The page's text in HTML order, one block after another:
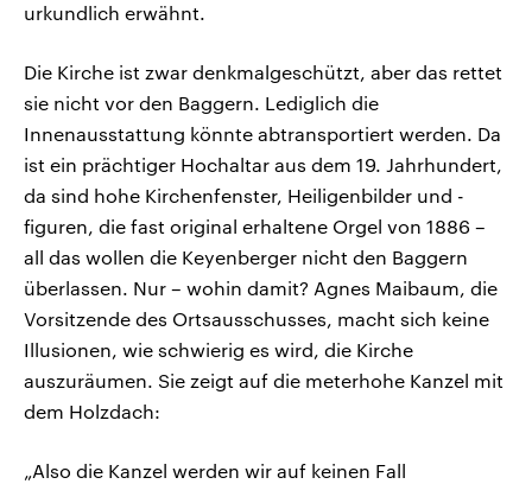
urkundlich erwähnt.
Die Kirche ist zwar denkmalgeschützt, aber das rettet
sie nicht vor den Baggern. Lediglich die
Innenausstattung könnte abtransportiert werden. Da
ist ein prächtiger Hochaltar aus dem 19. Jahrhundert,
da sind hohe Kirchenfenster, Heiligenbilder und -
figuren, die fast original erhaltene Orgel von 1886 –
all das wollen die Keyenberger nicht den Baggern
überlassen. Nur – wohin damit? Agnes Maibaum, die
Vorsitzende des Ortsausschusses, macht sich keine
Illusionen, wie schwierig es wird, die Kirche
auszuräumen. Sie zeigt auf die meterhohe Kanzel mit
dem Holzdach:
„Also die Kanzel werden wir auf keinen Fall